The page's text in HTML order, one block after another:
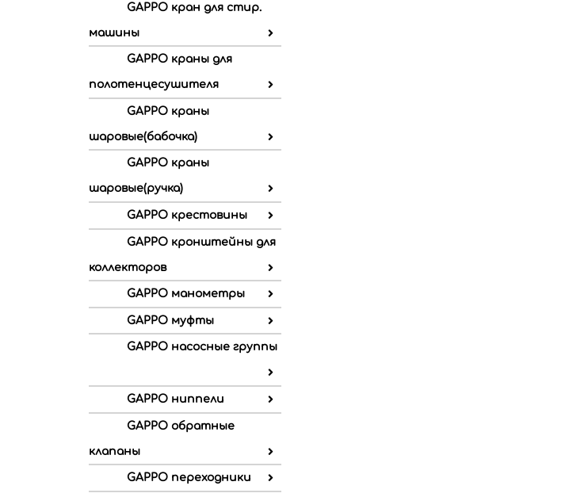
GAPPO кран для стир.
машины
GAPPO краны для
полотенцесушителя
GAPPO краны
шаровые(бабочка)
GAPPO краны
шаровые(ручка)
GAPPO крестовины
GAPPO кронштейны для
коллекторов
GAPPO манометры
GAPPO муфты
GAPPO насосные группы
GAPPO ниппели
GAPPO обратные
клапаны
GAPPO переходники